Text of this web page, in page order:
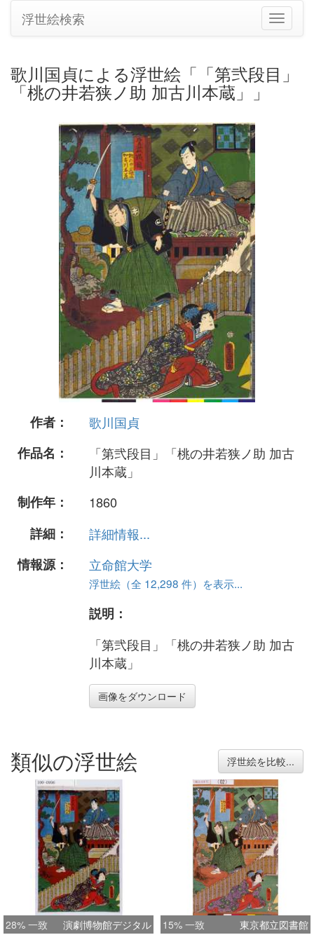
ナ
ビ
シ
浮世絵検索
歌川国貞による浮世絵「「第弐段目」
「桃の井若狭ノ助 加古川本蔵」」
作者：
歌川国貞
作品名：
「第弐段目」「桃の井若狭ノ助 加古
川本蔵」
制作年：
1860
詳細：
詳細情報...
情報源：
立命館大学
浮世絵（全 12,298 件）を表示...
説明：
「第弐段目」「桃の井若狭ノ助 加古
川本蔵」
画像をダウンロード
類似の浮世絵 浮世絵を比較...
28% 一致 演劇博物館デジタル 15% 一致 東京都立図書館